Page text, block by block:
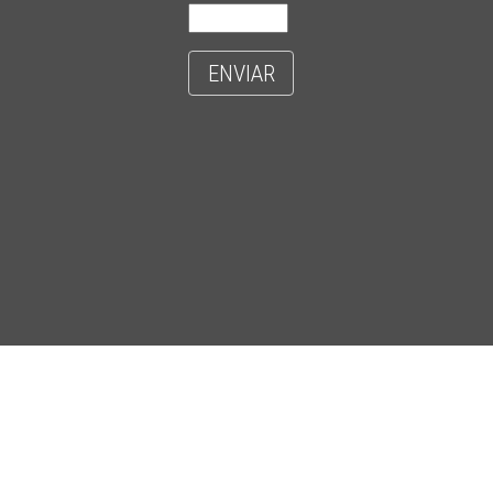
ENVIAR